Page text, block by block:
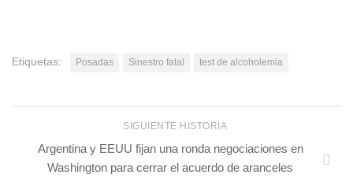
Etiquetas: Posadas Sinestro fatal test de alcoholemia
SIGUIENTE HISTORIA
Argentina y EEUU fijan una ronda negociaciones en
Washington para cerrar el acuerdo de aranceles